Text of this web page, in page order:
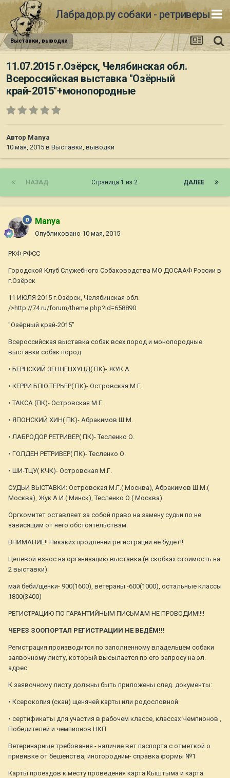
Лабрадор.ру собаки - ретриверы
Выставки, выводки
11.07.2015 г.Озёрск, Челябинская обл.
Всероссийская выставка "Озёрный
край-2015"+монопородные
Автор Manya
10 мая, 2015 в Выставки, выводки
НАЗАД ДАЛЕЕ
Страница 1 из 2
Manya
Опубликовано 10 мая, 2015
РКФ-РФСС
Городской Клуб Служебного Собаководства МО ДОСААФ России в
г.Озёрск
11 ИЮЛЯ 2015 г.Озёрск, Челябинская обл.
/>http://74.ru/forum/theme.php?id=658890
"Озёрный край-2015"
Всероссийская выставка собак всех пород и монопородные
выставки собак пород
• БЕРНСКИЙ ЗЕННЕНХУНД( ПК)- ЖУК А.
• КЕРРИ БЛЮ ТЕРЬЕР( ПК)- Островская М.Г.
• ТАКСА (ПК)- Островская М.Г.
• ЯПОНСКИЙ ХИН( ПК)- Абракимов Ш.М.
• ЛАБРОДОР РЕТРИВЕР( ПК)- Тесленко О.
• ГОЛДЕН РЕТРИВЕР( ПК)- Тесленко О.
• ШИ-ТЦУ( КЧК)- Островская М.Г.
СУДЬИ ВЫСТАВКИ: Островская М.Г.( Москва), Абракимов Ш.М.(
Москва), Жук А.И.( Минск), Тесленко О.( Москва)
Оргкомитет оставляет за собой право на замену судьи по не
зависящим от него обстоятельствам.
ВНИМАНИЕ!! Никаких продлений регистрации не будет!!
Целевой взнос на организацию выставка (в скобках стоимость на
2 выставки):
май беби/щенки- 900(1600), ветераны -600(1000), остальные классы
1800(3400)
РЕГИСТРАЦИЮ ПО ГАРАНТИЙНЫМ ПИСЬМАМ НЕ ПРОВОДИМ!!!!
ЧЕРЕЗ ЗООПОРТАЛ РЕГИСТРАЦИИ НЕ ВЕДЁМ!!!
Регистрация производится по заполненному владельцем собаки
заявочному листу, который высылается по его запросу на эл.
адрес
К заявочному листу должны быть приложены след. документы:
• Ксерокопия (скан) щенячей карты или родословной
• сертификаты для участия в рабочем классе, классах Чемпионов ,
Победителей и чемпионов НКП
Ветеринарные требования - наличие вет.паспорта с отметкой о
прививке от бешенства, иногородним- справка формы №1
Карты проездов к месту проведения карта Кыштыма и карта